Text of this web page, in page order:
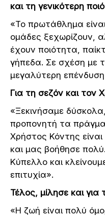
και τη γενικότερη
«Το πρωτάθλημα
ομάδες ξεχωρίζουν,
έχουν ποιότητα,
γήπεδα. Σε σχέση με
μεγαλύτερη
Για τη σεζόν και τον
«Ξεκινήσαμε
προπονητή τα
Χρήστος Κόντης
και μας βοήθησε
Κύπελλο και
επιτυχία».
Τέλος, μίλησε και
«Η ζωή είναι πολύ